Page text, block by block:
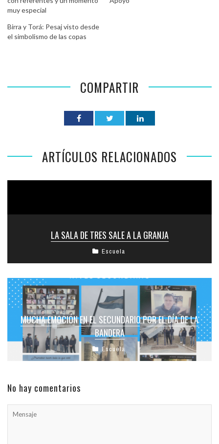
muy especial
Birra y Torá: Pesaj visto desde
el simbolismo de las copas
COMPARTIR
ARTÍCULOS RELACIONADOS
LA SALA DE TRES SALE A LA GRANJA
Escuela
MUCHA EMOCIÓN EN EL SECUNDARIO POR EL DÍA DE LA
BANDERA
Escuela
No hay comentarios